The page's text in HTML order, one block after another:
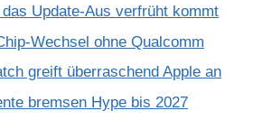
Update-Aus verfrüht kommt
Wechsel ohne Qualcomm
greift überraschend Apple an
bremsen Hype bis 2027